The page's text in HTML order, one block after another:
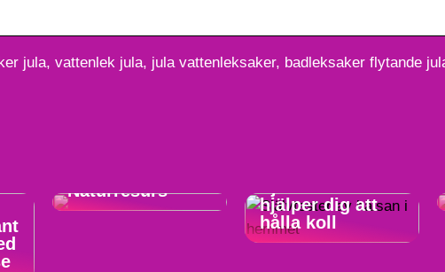
jula, vattenlek jula, jula vattenleksaker, badleksaker flytande
Naturresurs
hjälper dig att
hålla koll